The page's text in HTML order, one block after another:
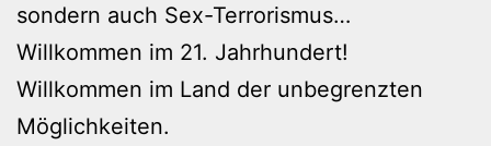
sondern auch Sex-Terrorismus…
Willkommen im 21. Jahrhundert!
Willkommen im Land der unbegrenzten
Möglichkeiten.